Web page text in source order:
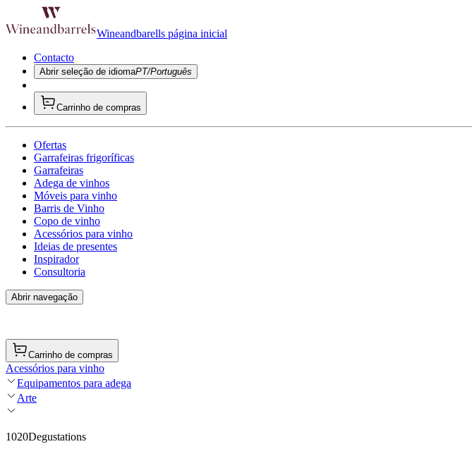
Wineandbarells página inicial
Contacto
Abrir seleção de idiomaPT/Português
Carrinho de compras
Ofertas
Garrafeiras frigoríficas
Garrafeiras
Adega de vinhos
Móveis para vinho
Barris de Vinho
Copo de vinho
Acessórios para vinho
Ideias de presentes
Inspirador
Consultoria
Abrir navegação
Carrinho de compras
Acessórios para vinho
Equipamentos para adega
Arte
1020Degustations